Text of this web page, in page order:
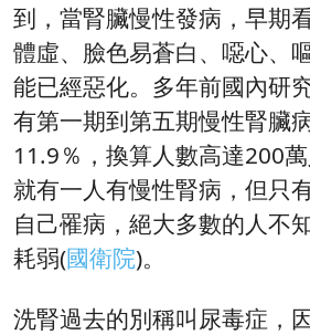
到，當腎臟慢性發病，早期
體虛、臉色易蒼白、噁心、
能已經惡化。多年前國內研
有第一期到第五期慢性腎臟
11.9％，換算人數高達200
就有一人有慢性腎病，但只
自己罹病，絕大多數的人不
耗弱(國衛院)。
洗腎過去的別稱叫尿毒症，